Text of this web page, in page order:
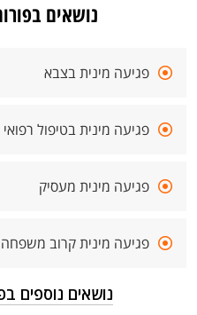
נושאים
פגיעה מינית בצבא
פגיעה מינית בטיפול רפואי
פגיעה מינית מעסיק
פגיעה מינית קרוב משפחה
נושאים נוספים